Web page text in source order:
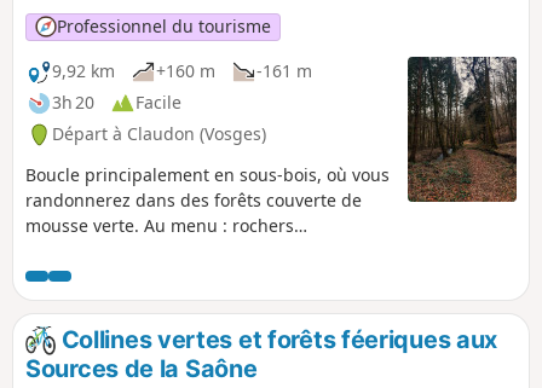
Professionnel du tourisme
9,92 km
+160 m
-161 m
3h 20
Facile
Départ à Claudon (Vosges)
Boucle principalement en sous-bois, où vous
randonnerez dans des forêts couverte de
mousse verte. Au menu : rochers
petites cascades.
Collines vertes et forêts féeriques aux
Sources de la Saône